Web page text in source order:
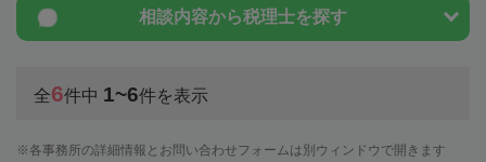
相談内容から税理士を探す
全6件中 1~6件を表示
各事務所の詳細情報とお問い合わせフォームは別ウィンドウで開きます